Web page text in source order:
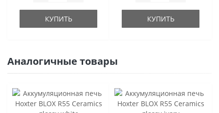
КУПИТЬ КУПИТЬ
Аналогичные товары